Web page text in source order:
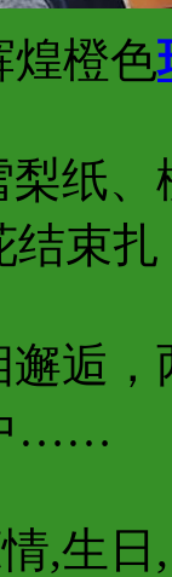
煌橙色
纸
结束扎
逅
……
,生日,